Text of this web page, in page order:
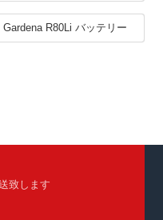
Gardena R80Li バッテリー
致します